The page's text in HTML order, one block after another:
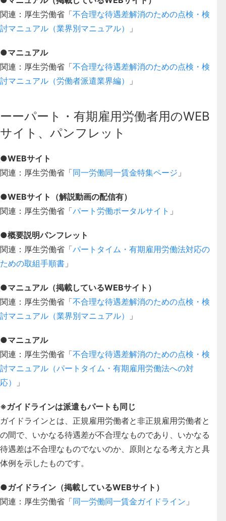
関連：厚生労働省「不合理な待遇差解消のための点検・検
討マニュアル（業界別マニュアル）
」
●マニュアル
関連：厚生労働省「不合理な待遇差解消のための点検・検
討マニュアル（労働者派遣業界編）
」
ーーパート・有期雇用労働者用のWEB
サイト、パンフレット
●WEBサイト
関連：厚生労働省「同一労働同一賃金特集ページ 」
●WEBサイト（解説動画の配信有）
関連：厚生労働省「パート労働ポータルサイト 」
●概要説明パンフレット
関連：厚生労働省「パートタイム・有期雇用労働法対応の
ための取組手順書 」
●マニュアル（掲載しているWEBサイト）
関連：厚生労働省「不合理な待遇差解消のための点検・検
討マニュアル（業界別マニュアル）
」
●マニュアル
関連：厚生労働省「不合理な待遇差解消のための点検・検
討マニュアル（パートタイム・有期雇用労働法への対
応）
」
※ガイドラインは派遣もパートも同じ
ガイドラインとは、正規雇用労働者と非正規雇用労働者と
の間で、いかなる待遇差が不合理なものであり、いかなる
待遇差は不合理なものでないのか、原則となる考え方と具
体例を示したものです。
●ガイドライン（掲載しているWEBサイト）
関連：厚生労働省「同一労働同一賃金ガイドライン 」